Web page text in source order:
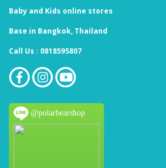
Baby and Kids online stores
Base in Bangkok, Thailand
Call Us : 0818595807
@polarbearshop